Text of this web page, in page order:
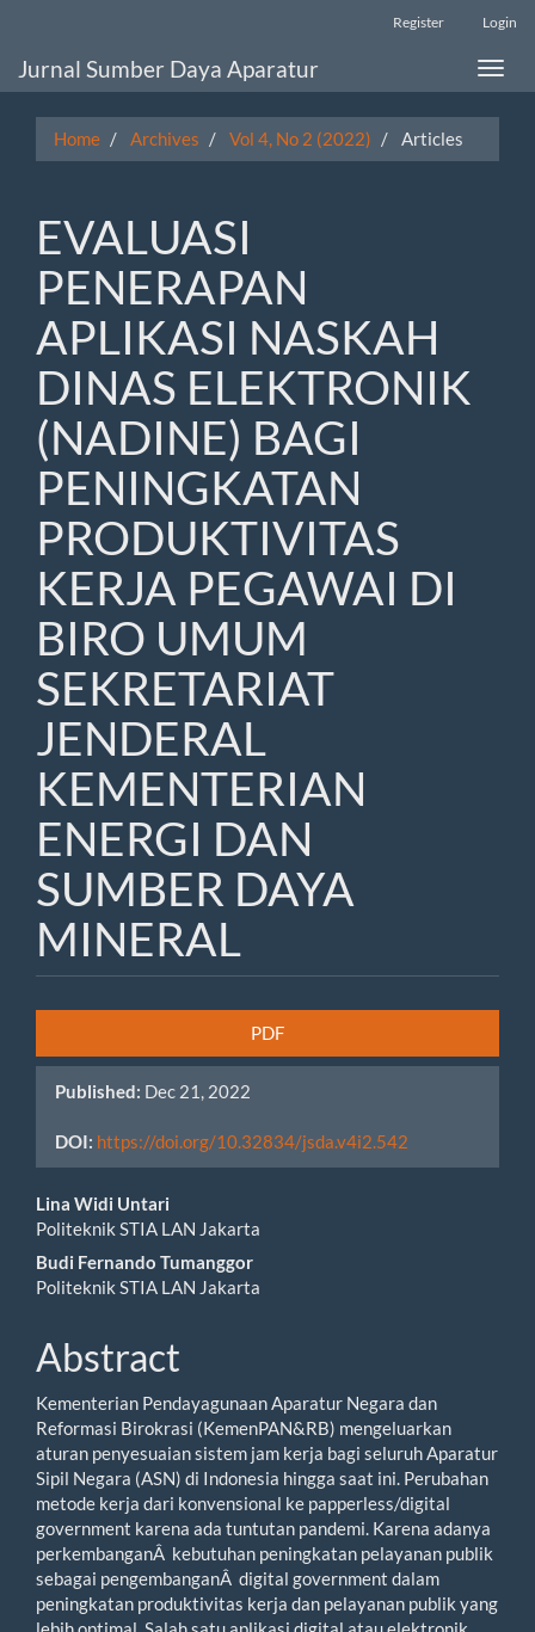
Main
Register Login
Toggle
Jurnal Sumber Daya Aparatur
Home Archives Vol 4, No 2 (2022) Articles
EVALUASI
PENERAPAN
APLIKASI NASKAH
DINAS ELEKTRONIK
(NADINE) BAGI
PENINGKATAN
PRODUKTIVITAS
KERJA PEGAWAI DI
BIRO UMUM
SEKRETARIAT
JENDERAL
KEMENTERIAN
ENERGI DAN
SUMBER DAYA
MINERAL
Article
Sidebar
PDF
Published: Dec 21, 2022
DOI: https://doi.org/10.32834/jsda.v4i2.542
Main
Article
Content
Lina Widi Untari
Politeknik STIA LAN Jakarta
Budi Fernando Tumanggor
Politeknik STIA LAN Jakarta
Abstract
Kementerian Pendayagunaan Aparatur Negara dan
Reformasi Birokrasi (KemenPAN&RB) mengeluarkan
aturan penyesuaian sistem jam kerja bagi seluruh Aparatur
Sipil Negara (ASN) di Indonesia hingga saat ini. Perubahan
metode kerja dari konvensional ke papperless/digital
government karena ada tuntutan pandemi. Karena adanya
perkembanganÂ kebutuhan peningkatan pelayanan publik
sebagai pengembanganÂ digital government dalam
peningkatan produktivitas kerja dan pelayanan publik yang